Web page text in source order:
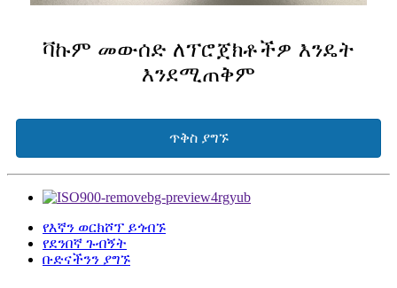
ቫኩም መውሰድ ለፕሮጀክቶችዎ እንዴት
እንደሚጠቅም
ጥቅስ ያግኙ
የእኛን ወርክሾፕ ይጎብኙ
የደንበኛ ጉብኝት
ቡድናችንን ያግኙ